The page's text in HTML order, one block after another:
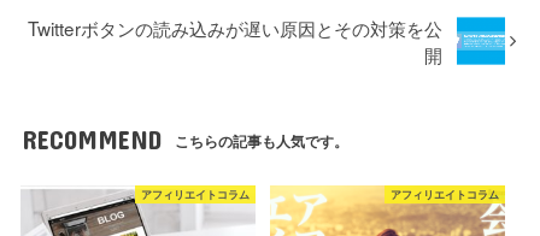
Twitterボタンの読み込みが遅い原因とその対策を公
開
RECOMMEND こちらの記事も人気です。
アフィリエイトコラム アフィリエイトコラム